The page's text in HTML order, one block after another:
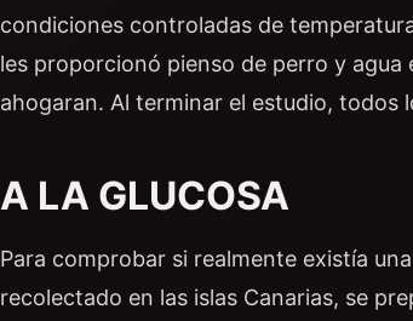
condiciones controladas de
les proporcionó pienso de perro y
ahogaran. Al terminar el estudio, todos
A LA GLUCOSA
Para comprobar si realmente existía
recolectado en las islas Canarias, se